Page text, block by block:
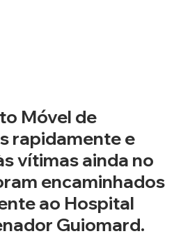
Móvel de
rapidamente e
vítimas ainda no
encaminhados
ao Hospital
Guiomard.